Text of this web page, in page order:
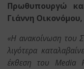
Πρωθυπουργώ
Γιάννη
«Η ανακοίνωση του
λιγότερα
έκθεση του Media